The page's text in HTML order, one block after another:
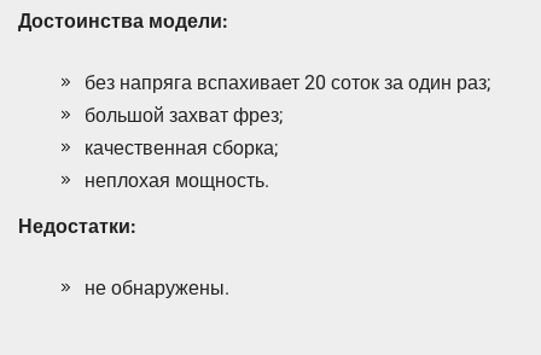
Достоинства модели:
без напряга вспахивает 20 соток за один раз;
большой захват фрез;
качественная сборка;
неплохая мощность.
Недостатки:
не обнаружены.